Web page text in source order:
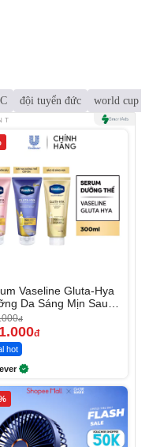
đội tuyển đức world cup
Vaseline Gluta-Hya
Da Sáng Mịn Sau 7
đ
đ
hot